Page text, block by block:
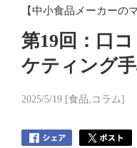
【中小食品メーカーの
第19回：口
ケティング
2025/5/19 [食品,コラム]